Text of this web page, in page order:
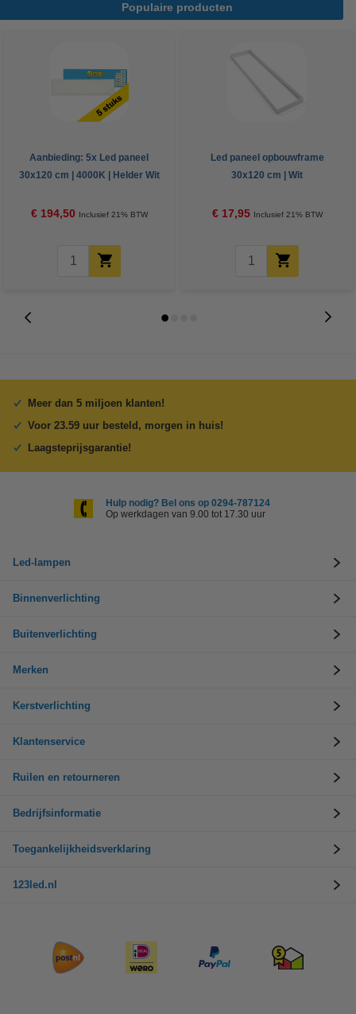
Populaire producten
Aanbieding: 5x Led paneel
30x120 cm | 4000K | Helder Wit
30W
€ 194,50 Inclusief 21% BTW
Led paneel opbouwframe
30x120 cm | Wit
€ 17,95 Inclusief 21% BTW
Meer dan 5 miljoen klanten!
Voor 23.59 uur besteld, morgen in huis!
Laagsteprijsgarantie!
Hulp nodig? Bel ons op 0294-787124
Op werkdagen van 9.00 tot 17.30 uur
Led-lampen
Binnenverlichting
Buitenverlichting
Merken
Kerstverlichting
Klantenservice
Ruilen en retourneren
Bedrijfsinformatie
Toegankelijkheidsverklaring
123led.nl